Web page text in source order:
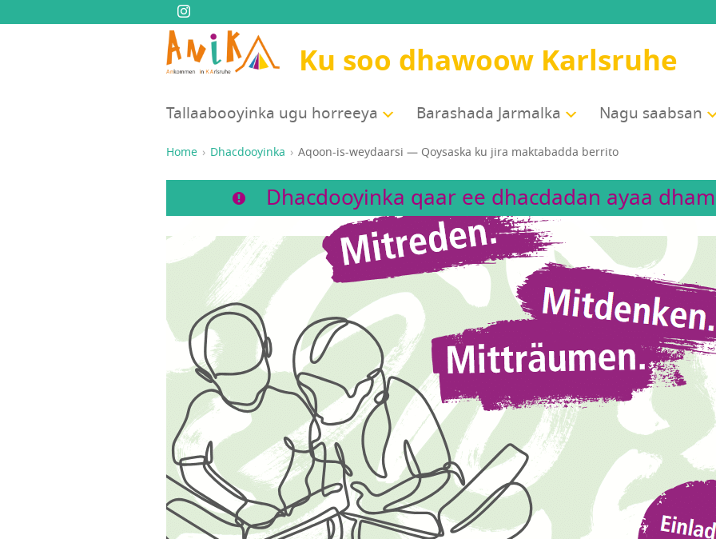
Ku soo dhawoow Karlsruhe
Tallaabooyinka ugu horreeya Barashada Jarmalka Nagu saabsan
Home Dhacdooyinka Aqoon-is-weydaarsi — Qoysaska ku jira maktabadda berrito
Dhacdooyinka qaar ee dhacdadan ayaa